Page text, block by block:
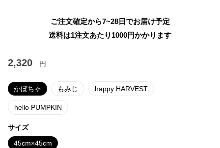
ご注文確定から7~28日でお届け予定
送料は1注文あたり 1000円かかります
2,320 円
かぼちゃ もみじ happy HARVEST
hello PUMPKIN
サイズ
45cm×45cm